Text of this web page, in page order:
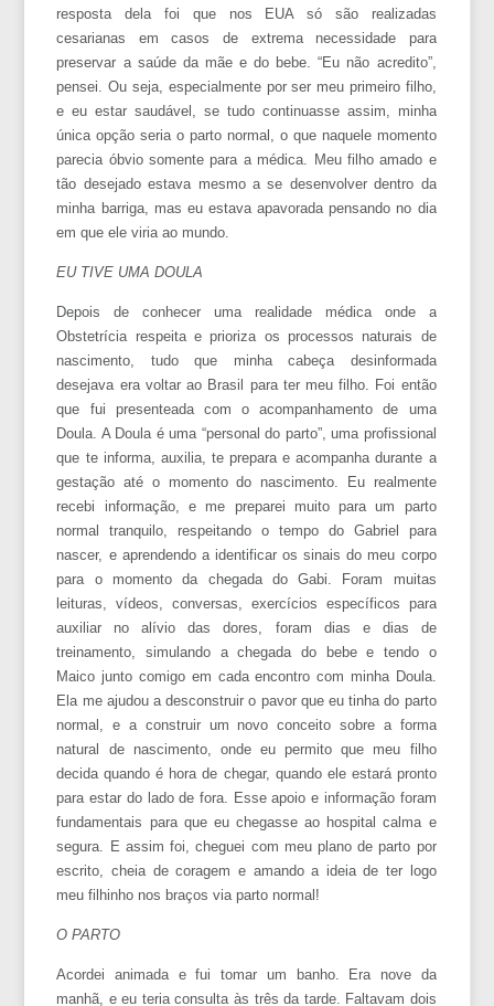
resposta dela foi que nos EUA só são realizadas
cesarianas em casos de extrema necessidade para
preservar a saúde da mãe e do bebe. “Eu não acredito”,
pensei. Ou seja, especialmente por ser meu primeiro filho,
e eu estar saudável, se tudo continuasse assim, minha
única opção seria o parto normal, o que naquele momento
parecia óbvio somente para a médica. Meu filho amado e
tão desejado estava mesmo a se desenvolver dentro da
minha barriga, mas eu estava apavorada pensando no dia
em que ele viria ao mundo.
EU TIVE UMA DOULA
Depois de conhecer uma realidade médica onde a
Obstetrícia respeita e prioriza os processos naturais de
nascimento, tudo que minha cabeça desinformada
desejava era voltar ao Brasil para ter meu filho. Foi então
que fui presenteada com o acompanhamento de uma
Doula. A Doula é uma “personal do parto”, uma profissional
que te informa, auxilia, te prepara e acompanha durante a
gestação até o momento do nascimento. Eu realmente
recebi informação, e me preparei muito para um parto
normal tranquilo, respeitando o tempo do Gabriel para
nascer, e aprendendo a identificar os sinais do meu corpo
para o momento da chegada do Gabi. Foram muitas
leituras, vídeos, conversas, exercícios específicos para
auxiliar no alívio das dores, foram dias e dias de
treinamento, simulando a chegada do bebe e tendo o
Maico junto comigo em cada encontro com minha Doula.
Ela me ajudou a desconstruir o pavor que eu tinha do parto
normal, e a construir um novo conceito sobre a forma
natural de nascimento, onde eu permito que meu filho
decida quando é hora de chegar, quando ele estará pronto
para estar do lado de fora. Esse apoio e informação foram
fundamentais para que eu chegasse ao hospital calma e
segura. E assim foi, cheguei com meu plano de parto por
escrito, cheia de coragem e amando a ideia de ter logo
meu filhinho nos braços via parto normal!
O PARTO
Acordei animada e fui tomar um banho. Era nove da
manhã, e eu teria consulta às três da tarde. Faltavam dois